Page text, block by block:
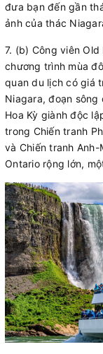
đưa bạn đến gần
ảnh của thác
7. (b) Công viên
chương trình mùa
quan du lịch có giá
Niagara, đoạn
Hoa Kỳ giành độc
trong Chiến tranh
và Chiến tranh
Ontario rộng lớn,